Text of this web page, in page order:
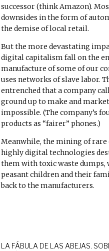
successor (think Amazon).
downsides in the form of
the demise of local retail.
But the more devastating
digital capitalism fall on the
manufacture of some of our
uses networks of slave labor.
entrenched that a company
ground up to make and
impossible. (The company’s
products as “fairer” phones.)
Meanwhile, the mining of
highly digital technologies
them with toxic waste dumps,
peasant children and their
back to the manufacturers.
LA FÁBULA DE LAS ABEJAS.